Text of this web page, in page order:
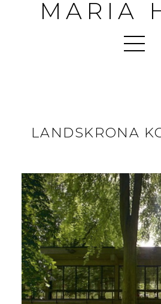
MARIA
LANDSKRONA